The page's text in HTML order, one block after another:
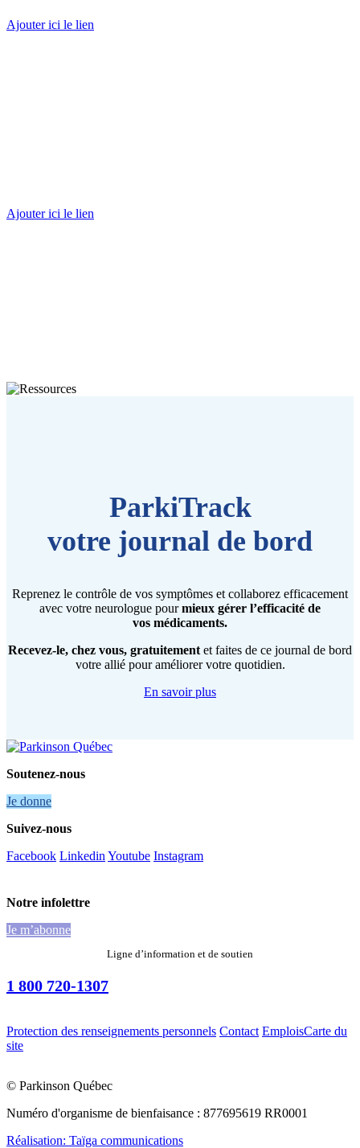
Ajouter ici le lien
Ajouter ici le lien
ParkiTrack
votre journal de bord
Reprenez le contrôle de vos symptômes et collaborez efficacement
avec votre neurologue pourmieux gérer l’efficacité de
vos médicaments.
Recevez-le, chez vous, gratuitement et faites de ce journal de bord
votre allié pour améliorer votre quotidien.
En savoir plus
Soutenez-nous
Je donne
Suivez-nous
Facebook Linkedin Youtube Instagram
Notre infolettre
Je m’abonne
Ligne d’information et de soutien
1 800 720-1307
Protection des renseignements personnels Contact EmploisCarte du
site
© Parkinson Québec
Numéro d'organisme de bienfaisance : 877695619 RR0001
Réalisation: Taïga communications